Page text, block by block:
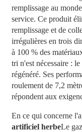
remplissage au
service. Ce produit
remplissage et de
irrégulières en trois
à 100 % des
tri n'est nécessaire :
régénéré. Ses
roulement de 7,2
répondent aux
En ce qui concerne
artificiel herbeLe